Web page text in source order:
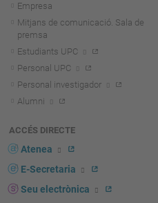
Empresa
Mitjans de comunicació. Sala de
premsa
Estudiants UPC
Personal UPC
Personal investigador
Alumni
ACCÉS DIRECTE
Atenea
E-Secretaria
Seu electrònica